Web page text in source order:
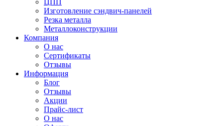
ЦПП
Изготовление сэндвич-панелей
Резка металла
Металлоконструкции
Компания
О нас
Сертификаты
Отзывы
Информация
Блог
Отзывы
Акции
Прайс-лист
О нас